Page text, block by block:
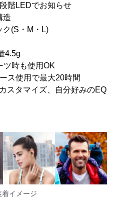
階LEDでお知らせ
造
ク(S・M・L)
4.5g
ツ時も使用OK
ス使用で最大20時間
スタマイズ、自分好みのEQ
イメージ